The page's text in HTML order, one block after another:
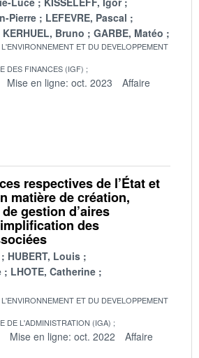
Pierre
LEFEVRE, Pascal
KERHUEL, Bruno GARBE, Matéo
ET DU DEVELOPPEMENT
DES FINANCES (IGF)
Mise en ligne: oct. 2023
Affaire
respectives de l’État et
matière de création,
gestion d’aires
des
HUBERT, Louis
LHOTE, Catherine
ET DU DEVELOPPEMENT
DE L'ADMINISTRATION (IGA)
Mise en ligne: oct. 2022
Affaire